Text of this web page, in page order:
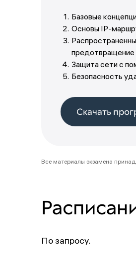
Базовые
Основы IP-
предотвращение
Защита сети с
Безопасность
Скачать
Все материалы экзамена
По запросу.